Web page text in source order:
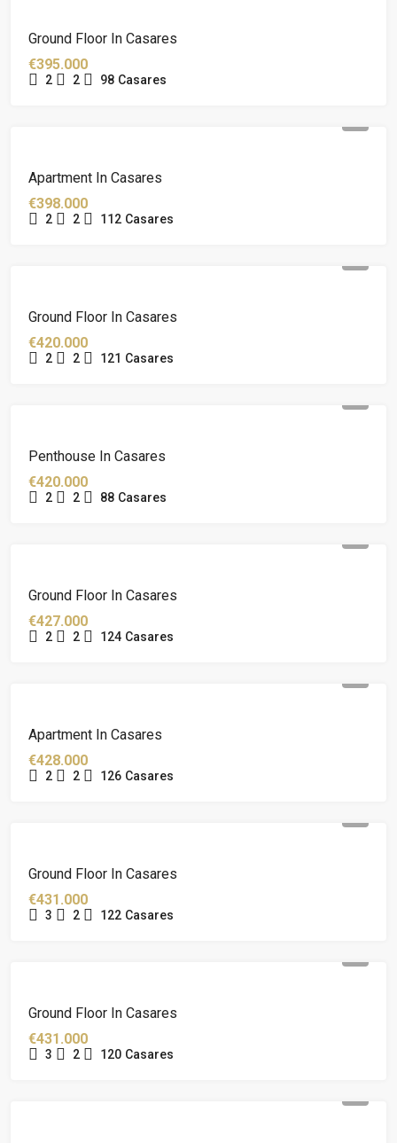
Ground Floor In Casares
€395.000
2 2 98 Casares
Apartment In Casares
€398.000
2 2 112 Casares
Ground Floor In Casares
€420.000
2 2 121 Casares
Penthouse In Casares
€420.000
2 2 88 Casares
Ground Floor In Casares
€427.000
2 2 124 Casares
Apartment In Casares
€428.000
2 2 126 Casares
Ground Floor In Casares
€431.000
3 2 122 Casares
Ground Floor In Casares
€431.000
3 2 120 Casares